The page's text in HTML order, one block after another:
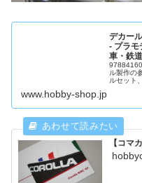
デカー
- プラモ
車・鉄
ル製作の
ルセット
www.hobby-shop.jp
【コマ